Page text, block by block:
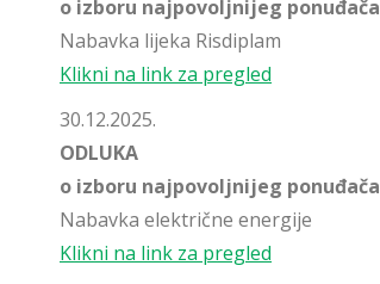
o izboru najpovoljnijeg ponuđača
Nabavka lijeka Risdiplam
Klikni na link za pregled
30.12.2025.
ODLUKA
o izboru najpovoljnijeg ponuđača
Nabavka električne energije
Klikni na link za pregled